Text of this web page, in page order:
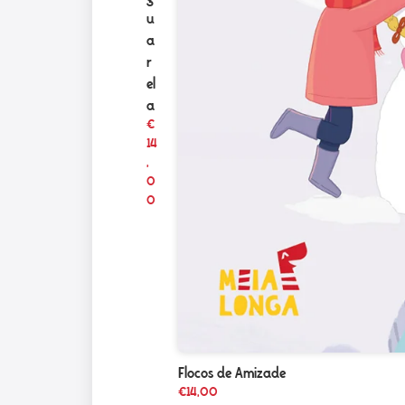
u
a
r
el
a
€
14
,
0
0
Flocos de Amizade
€14,00